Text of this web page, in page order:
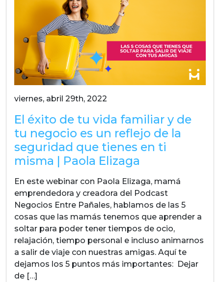
viernes, abril 29th, 2022
El éxito de tu vida familiar y de
tu negocio es un reflejo de la
seguridad que tienes en ti
misma | Paola Elizaga
En este webinar con Paola Elizaga, mamá
emprendedora y creadora del Podcast
Negocios Entre Pañales, hablamos de las 5
cosas que las mamás tenemos que aprender a
soltar para poder tener tiempos de ocio,
relajación, tiempo personal e incluso animarnos
a salir de viaje con nuestras amigas. Aquí te
dejamos los 5 puntos más importantes: Dejar
de […]